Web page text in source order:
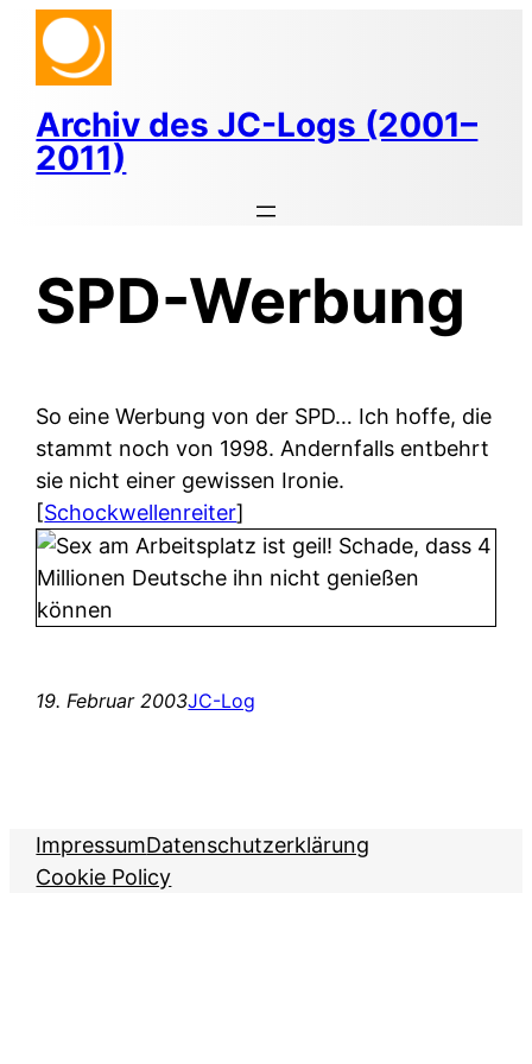
Zum
Inhalt
springen
Archiv des JC-Logs (2001–
2011)
SPD-Werbung
So eine Werbung von der SPD… Ich hoffe, die
stammt noch von 1998. Andernfalls entbehrt
sie nicht einer gewissen Ironie.
[Schockwellenreiter]
19. Februar 2003JC-Log
ImpressumDatenschutzerklärung
Cookie Policy